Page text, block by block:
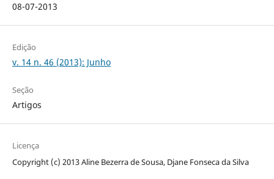
08-07-2013
Edição
v. 14 n. 46 (2013): Junho
Seção
Artigos
Licença
Copyright (c) 2013 Aline Bezerra de Sousa, Djane Fonseca da Silva